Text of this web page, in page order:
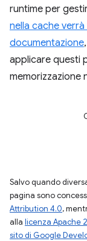
runtime per
nella cache
documentazione
applicare questi
memorizzazione
Salvo quando
pagina sono
Attribution 4.0,
alla licenza Apache
sito di Google